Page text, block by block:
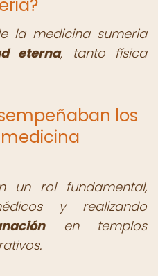
la medicina sumeria
eterna, tanto física
los
un rol fundamental,
y realizando
en templos